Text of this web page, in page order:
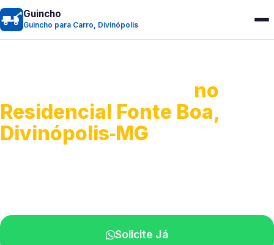
Guincho
Guincho para Carro, Divinópolis
no
Residencial Fonte Boa,
Divinópolis‑MG
Solicite Já